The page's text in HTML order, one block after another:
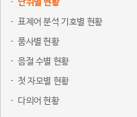
단위별 현황
표제어 분석 기호별 현황
품사별 현황
음절 수별 현황
첫 자모별 현황
다의어 현황